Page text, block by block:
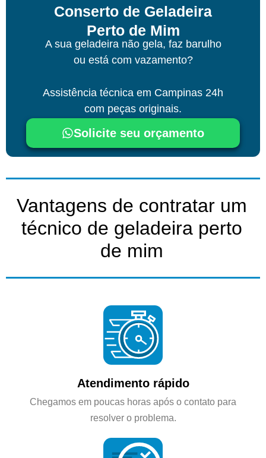
Conserto de Geladeira
Perto de Mim
A sua geladeira não gela, faz barulho
ou está com vazamento?
Assistência técnica em Campinas 24h
com peças originais.
Solicite seu orçamento
Vantagens de contratar um
técnico de geladeira perto
de mim
Atendimento rápido
Chegamos em poucas horas após o contato para
resolver o problema.